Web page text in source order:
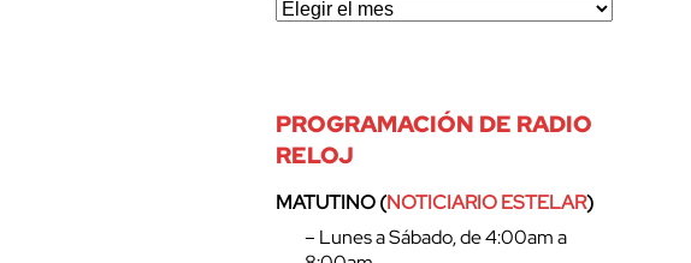
PROGRAMACIÓN DE RADIO
RELOJ
MATUTINO (NOTICIARIO ESTELAR)
– Lunes a Sábado, de 4:00am a